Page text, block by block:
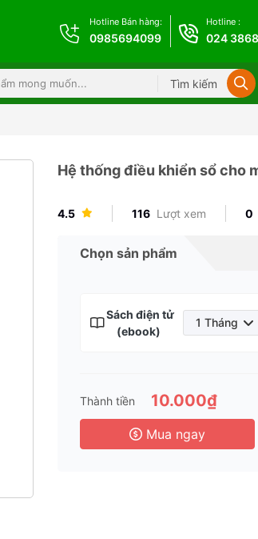
Hotline Bán hàng:
0985694099
Hotline :
024
Tìm kiếm
Hệ thống điều khiển sổ cho
4.5 116 Lượt xem 0
Chọn sản phẩm
Sách điện tử
(ebook)
1 Tháng
6 Tháng
3 Năm
Thành tiền 10.000₫
Mua ngay